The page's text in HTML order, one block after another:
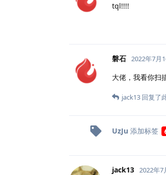
tql!!!!
磐石 2022年7月
大佬，我看你扫
jack13 回复了
UzJu 添加标签
jack13 2022年7